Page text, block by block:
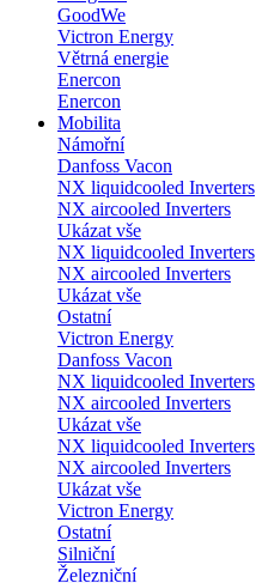
GoodWe
Victron Energy
Větrná energie
Enercon
Enercon
Mobilita
Námořní
Danfoss Vacon
NX liquidcooled Inverters
NX aircooled Inverters
Ukázat vše
NX liquidcooled Inverters
NX aircooled Inverters
Ukázat vše
Ostatní
Victron Energy
Danfoss Vacon
NX liquidcooled Inverters
NX aircooled Inverters
Ukázat vše
NX liquidcooled Inverters
NX aircooled Inverters
Ukázat vše
Victron Energy
Ostatní
Silniční
Železniční